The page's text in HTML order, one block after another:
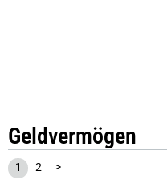
Geldvermögen
1 2 >